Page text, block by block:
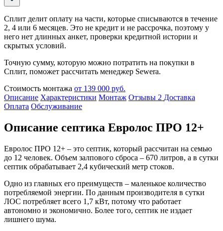
Сплит делит оплату на части, которые списываются в течение
2, 4 или 6 месяцев. Это не кредит и не рассрочка, поэтому у
него нет длинных анкет, проверки кредитной истории и
скрытых условий.
Точную сумму, которую можно потратить на покупки в
Сплит, поможет рассчитать менеджер Sewera.
Стоимость монтажа от 139 000 руб.
Описание Характеристики Монтаж Отзывы 2 Доставка
Оплата Обслуживание
Описание септика Евролос ПРО 12+
Евролос ПРО 12+ – это септик, который рассчитан на семью
до 12 человек. Объем залпового сброса – 670 литров, а в сутки
септик обрабатывает 2,4 кубический метр стоков.
Одно из главных его преимуществ – маленькое количество
потребляемой энергии. По данным производителя в сутки
ЛОС потребляет всего 1,7 кВт, потому что работает
автономно и экономично. Более того, септик не издает
лишнего шума.